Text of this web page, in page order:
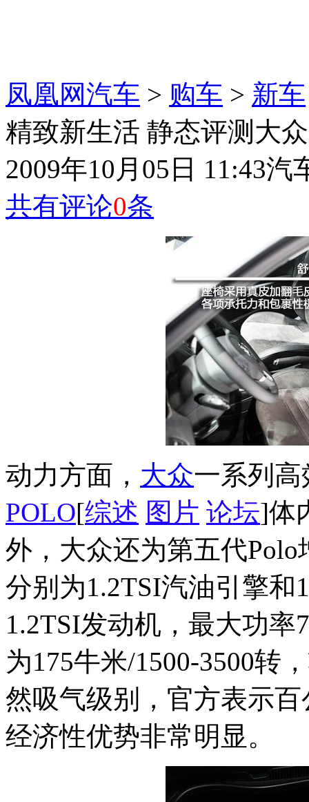
凤凰网汽车 > 购车 > 新车
精致新生活 静态评测大
2009年10月05日 11:43汽
共有评论0条
动力方面， 大众一系列
POLO[综述 图片 论坛]体
外，大众还为第五代
分别为1.2TSI汽油引擎
1.2TSI发动机，最大功
为175牛米/1500-3500转
然吸气级别，官方表示
经济性优势非常明显。